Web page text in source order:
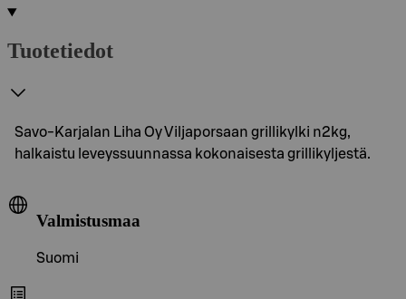
Tuotetiedot
Savo-Karjalan Liha Oy Viljaporsaan grillikylki n2kg,
halkaistu leveyssuunnassa kokonaisesta grillikyljestä.
Valmistusmaa
Suomi